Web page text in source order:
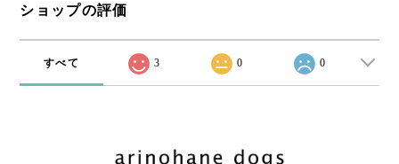
ショップの評価
すべて 3 0 0